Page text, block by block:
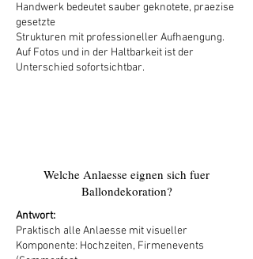
Handwerk bedeutet sauber geknotete, praezise
gesetzte
Strukturen mit professioneller Aufhaengung.
Auf Fotos und in der Haltbarkeit ist der
Unterschied sofortsichtbar.
Welche Anlaesse eignen sich fuer
Ballondekoration?
Antwort:
Praktisch alle Anlaesse mit visueller
Komponente: Hochzeiten, Firmenevents